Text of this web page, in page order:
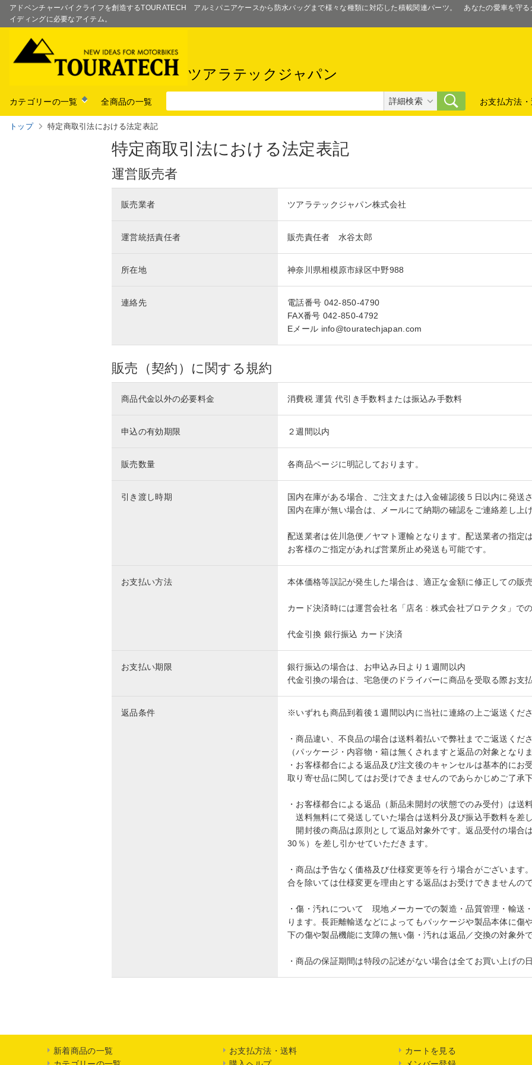
アドベンチャーバイクライフを創造するTOURATECH アルミパニアケースから防水バッグまで様々な種類に対応した積載関連パーツ。 あなたの愛車を守
イディングに必要なアイテム。
ツアラテックジャパン
カテゴリーの一覧 全商品の一覧
お支払方法
詳細検索
トップ 特定商取引法における法定表記
特定商取引法における法定表記
運営販売者
販売業者 ツアラテックジャパン株式会社
運営統括責任者 販売責任者 水谷太郎
所在地 神奈川県相模原市緑区中野988
連絡先
電話番号 042-850-4790
FAX番号 042-850-4792
Eメール info@touratechjapan.com
販売（契約）に関する規約
商品代金以外の必要料金 消費税 運賃 代引き手数料または振込み手数料
申込の有効期限 ２週間以内
販売数量 各商品ページに明記しております。
引き渡し時期
国内在庫がある場合、ご注文または入金確認後５日以内に発送
国内在庫が無い場合は、メールにて納期の確認をご連絡差し上げ
配送業者は佐川急便／ヤマト運輸となります。配送業者の指定
お客様のご指定があれば営業所止め発送も可能です。
お支払い方法 本体価格等誤記が発生した場合は、適正な金額に修正しての販
カード決済時には運営会社名「店名 : 株式会社プロテクタ」で
代金引換 銀行振込 カード決済
お支払い期限
銀行振込の場合は、お申込み日より１週間以内
代金引換の場合は、宅急便のドライバーに商品を受取る際お支
返品条件 ※いずれも商品到着後１週間以内に当社に連絡の上ご返送くださ
・商品違い、不良品の場合は送料着払いで弊社までご返送くださ
（パッケージ・内容物・箱は無くされますと返品の対象となり
・お客様都合による返品及び注文後のキャンセルは基本的にお
取り寄せ品に関してはお受けできませんのであらかじめご了承
・お客様都合による返品（新品未開封の状態でのみ受付）は送
送料無料にて発送していた場合は送料分及び振込手数料を差
開封後の商品は原則として返品対象外です。返品受付の場合
30％）を差し引かせていただきます。
・商品は予告なく価格及び仕様変更等を行う場合がございます
合を除いては仕様変更を理由とする返品はお受けできませんの
・傷・汚れについて 現地メーカーでの製造・品質管理・輸送
ります。長距離輸送などによってもパッケージや製品本体に傷
下の傷や製品機能に支障の無い傷・汚れは返品／交換の対象外
・商品の保証期間は特段の記述がない場合は全てお買い上げの
新着商品の一覧
お支払方法・送料
カートを見る